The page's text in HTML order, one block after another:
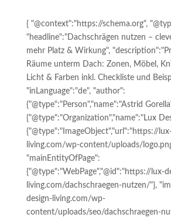
{ "@context":"https://schema.org",
"headline":"Dachschrägen nutzen –
mehr Platz & Wirkung",
Räume unterm Dach: Zonen, Möbel,
Licht & Farben inkl. Checkliste und
"inLanguage":"de", "author":
{"@type":"Person","name":"Astrid
{"@type":"Organization","name":"Lux
{"@type":"ImageObject","url":"https://
living.com/wp-content/uploads/
"mainEntityOfPage":
{"@type":"WebPage","@id":"https://lux-
living.com/dachschraegen-nutzen/"},
design-living.com/wp-
content/uploads/seo/dachschraegen-